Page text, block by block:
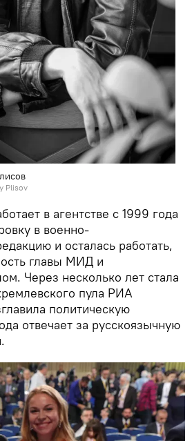
Plisov
в агентстве с 1999 года
в военно-
и осталась работать,
главы МИД и
Через несколько лет стала
пула РИА
политическую
отвечает за русскоязычную